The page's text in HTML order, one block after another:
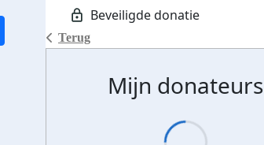
Terug
Mijn donateurs